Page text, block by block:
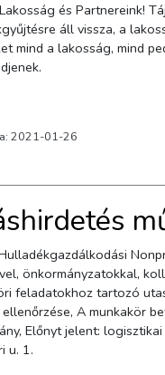
és Partnereink!
áll vissza, a
mind a lakosság, mind
2021-01-26
Nonprofit Kft. művezető munkakörbe munkatársat keres. Főbb feladatok:
önkormányzatokkal,
feladatokhoz tartozó
ellenőrzése, A munkakör
Előnyt jelent: logisztikai
u. 1.